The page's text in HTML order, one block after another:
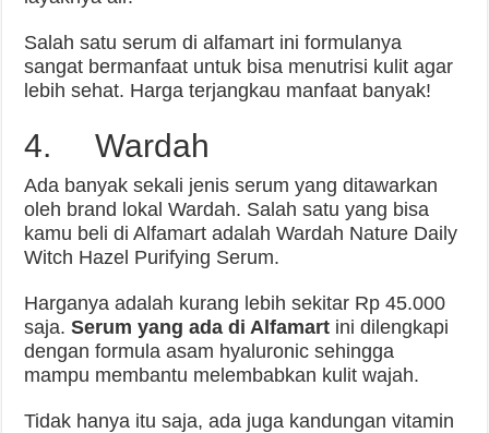
Salah satu serum di alfamart ini formulanya
sangat bermanfaat untuk bisa menutrisi kulit agar
lebih sehat. Harga terjangkau manfaat banyak!
4. Wardah
Ada banyak sekali jenis serum yang ditawarkan
oleh brand lokal Wardah. Salah satu yang bisa
kamu beli di Alfamart adalah Wardah Nature Daily
Witch Hazel Purifying Serum.
Harganya adalah kurang lebih sekitar Rp 45.000
saja.Serum yang ada di Alfamart ini dilengkapi
dengan formula asam hyaluronic sehingga
mampu membantu melembabkan kulit wajah.
Tidak hanya itu saja, ada juga kandungan vitamin